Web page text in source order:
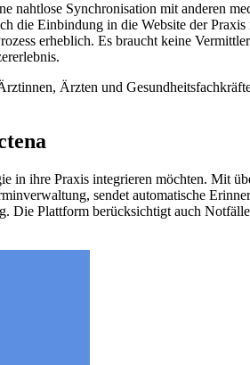
Synchronisation mit anderen
die Einbindung in die Website der
erheblich. Es braucht keine
Ärzten und
in ihre Praxis integrieren möchten. Mit
sendet automatische
Die Plattform berücksichtigt auch